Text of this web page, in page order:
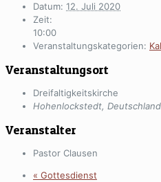
Datum: 12. Juli 2020
Zeit:
10:00
Veranstaltungskategorien:
Veranstaltungsort
Dreifaltigkeitskirche
Hohenlockstedt, Deutschland
Veranstalter
Pastor Clausen
« Gottesdienst